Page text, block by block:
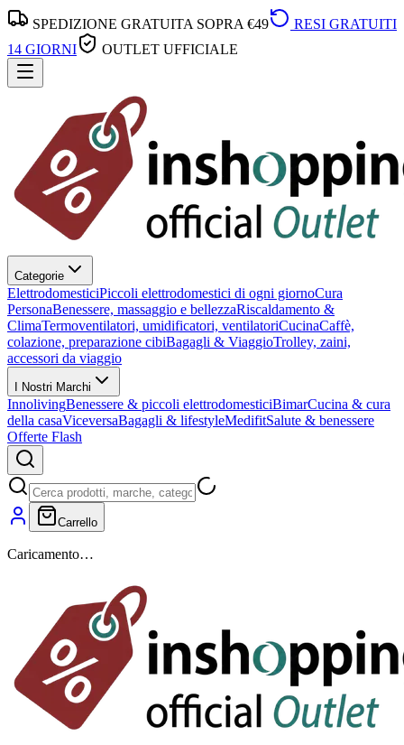
SPEDIZIONE GRATUITA SOPRA €49
RESI GRATUITI
14 GIORNI
OUTLET UFFICIALE
Categorie
ElettrodomesticiPiccoli elettrodomestici di ogni giornoCura
PersonaBenessere, massaggio e bellezzaRiscaldamento &
ClimaTermoventilatori, umidificatori, ventilatoriCucinaCaffè,
colazione, preparazione cibiBagagli & ViaggioTrolley, zaini,
accessori da viaggio
I Nostri Marchi
InnolivingBenessere & piccoli elettrodomesticiBimarCucina & cura
della casaViceversaBagagli & lifestyleMedifitSalute & benessere
Offerte Flash
Carrello
Caricamento…